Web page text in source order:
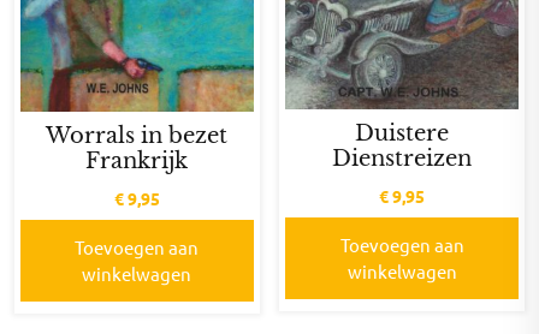
Worrals in bezet
Frankrijk
€9,95
Toevoegen aan
winkelwagen
Duistere
Dienstreizen
€9,95
Toevoegen aan
winkelwagen